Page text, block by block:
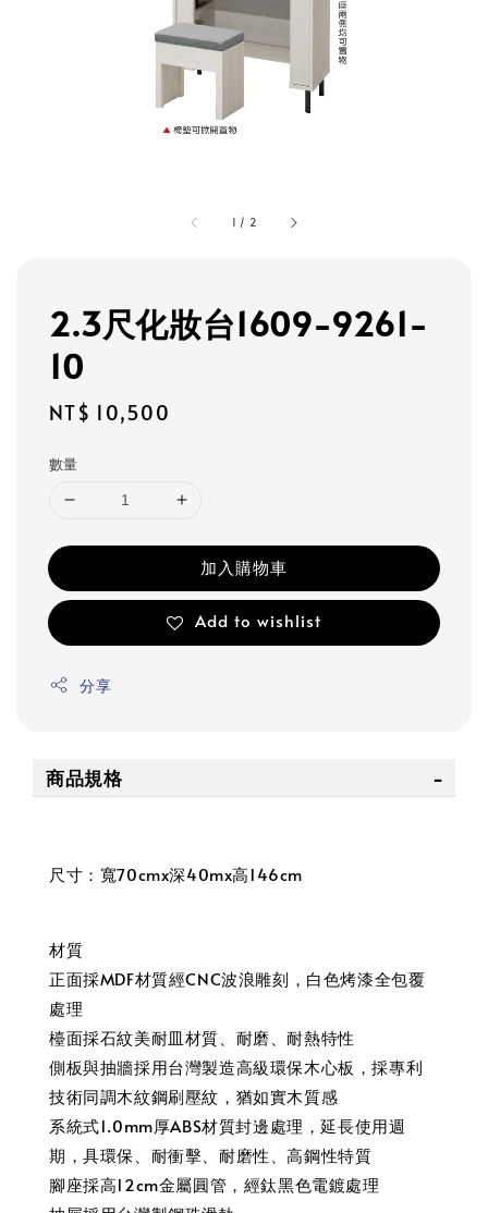
1 / 2
2.3尺化妝台1609-9261-
10
Regular
NT$ 10,500
數量
加入購物車
Add to wishlist
分享
商品規格
尺寸：寬70cmx深40mx高146cm
材質
正面採MDF材質經CNC波浪雕刻，白色烤漆全包覆
處理
檯面採石紋美耐皿材質、耐磨、耐熱特性
側板與抽牆採用台灣製造高級環保木心板，採專利
技術同調木紋鋼刷壓紋，猶如實木質感
系統式1.0mm厚ABS材質封邊處理，延長使用週
期，具環保、耐衝擊、耐磨性、高鋼性特質
腳座採高12cm金屬圓管，經鈦黑色電鍍處理